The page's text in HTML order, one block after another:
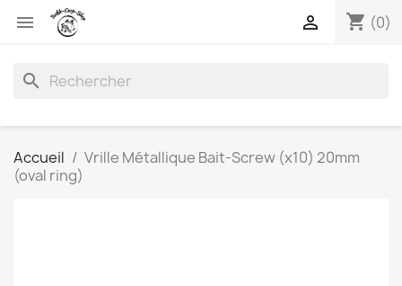
 shopping_cart (0)

search
Accueil
Vrille Métallique Bait-Screw (x10) 20mm
(oval ring)